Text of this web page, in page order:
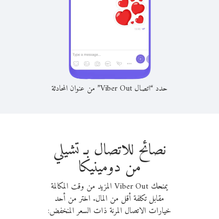
حدد “اتصال Viber Out” من عنوان المحادثة
نصائح للاتصال بـ تشيلي
من دومينيكا
يمنحك Viber Out المزيد من وقت المكالمة
مقابل تكلفة أقل من المال. اختر من أحد
خيارات الاتصال المرنة ذات السعر المنخفض: